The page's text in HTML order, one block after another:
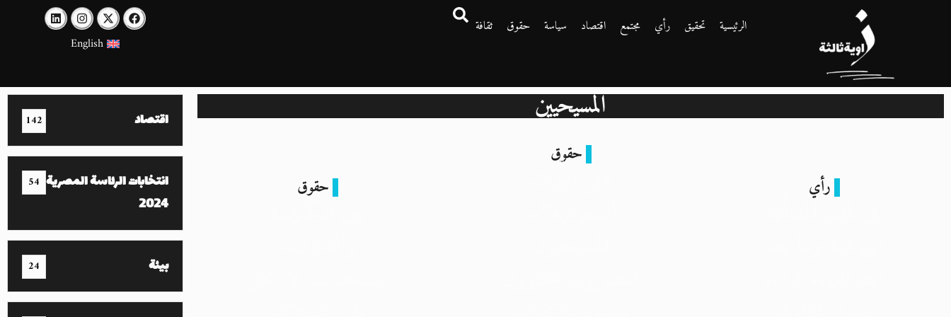
الرئيسية تحقيق رأي مجتمع اقتصاد سياسة حقوق
ثقافة
English
المسيحيين
رأي
في فهم المسألة
حقوق
حقوق
اقتصاد 142
انتخابات الرئاسة المصرية
2024
54
بيئة 24